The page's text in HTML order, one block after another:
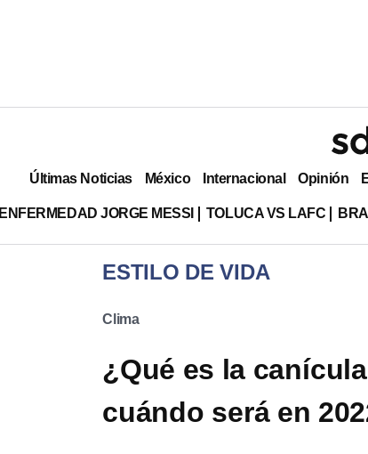
Últimas Noticias México Internacional Opinión
ENFERMEDAD JORGE MESSI TOLUCA VS LAFC
ESTILO DE VIDA
Clima
¿Qué es la
cuándo será en